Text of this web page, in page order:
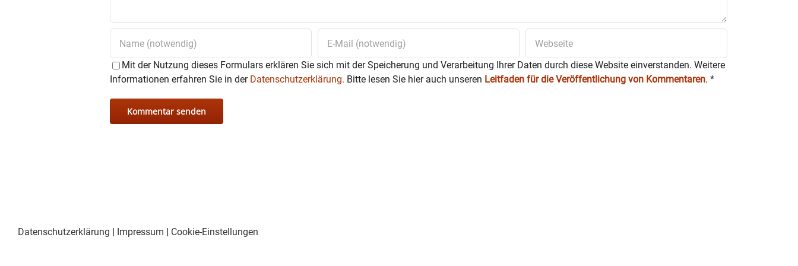
Auch in diesem Jahr steht kein Ausweichtermin zur Verfügung, das heißt, gespielt wird bei jedem zumutbaren Wetter.
Mit der Nutzung dieses Formulars erklären Sie sich mit der Speicherung und Verarbeitung Ihrer Daten durch diese Website einverstanden. Weitere
Informationen erfahren Sie in der Datenschutzerklärung. Bitte lesen Sie hier auch unseren Leitfaden für die Veröffentlichung von Kommentaren. *
Datenschutzerklärung | Impressum | Cookie-Einstellungen